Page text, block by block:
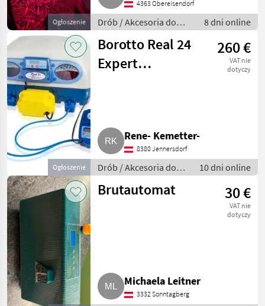
Ogłoszenie
4363 Obereisendorf
Drób / Akcesoria do
hodowli drobiu
8 dni online
Ogłoszenie
Borotto Real 24
Expert
260 €
VAT nie
dotyczy
Rene- Kemetter-
8380 Jennersdorf
Drób / Akcesoria do
hodowli drobiu
10 dni online
Brutautomat 30 €
VAT nie
dotyczy
Michaela Leitner
3332 Sonntagberg